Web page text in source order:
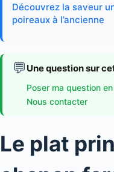
Découvrez la saveur
poireaux à l’ancienne
💬 Une question sur
Poser ma question
Nous contacter
Le plat